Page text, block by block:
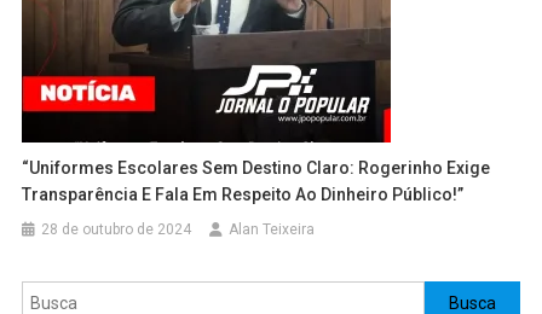
“Uniformes Escolares Sem Destino Claro: Rogerinho Exige
Transparência E Fala Em Respeito Ao Dinheiro Público!”
28 de outubro de 2024 Alan Teixeira
Pesquisar Busca